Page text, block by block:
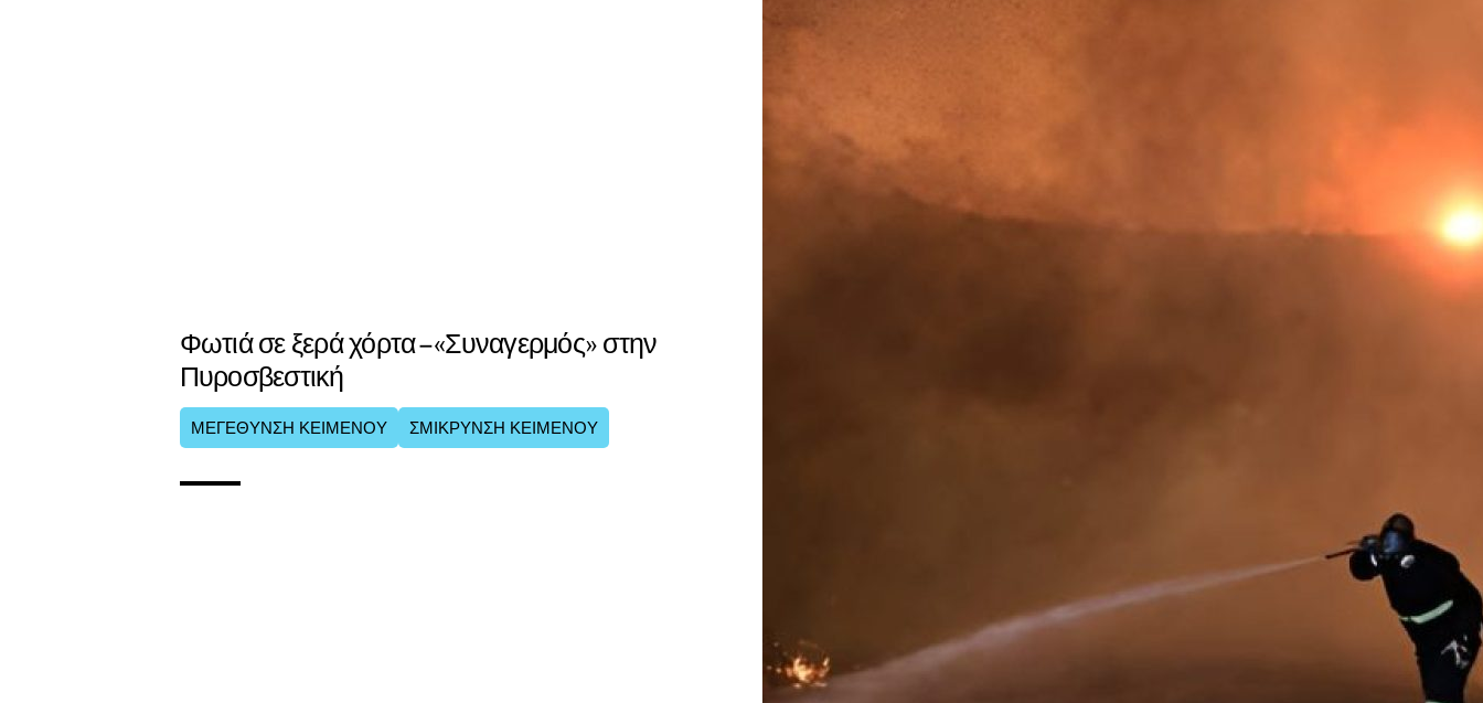
Φωτιά σε ξερά χόρτα – «Συναγερμός» στην
Πυροσβεστική
ΜΕΓΕΘΥΝΣΗ ΚΕΙΜΕΝΟΥ ΣΜΙΚΡΥΝΣΗ ΚΕΙΜΕΝΟΥ